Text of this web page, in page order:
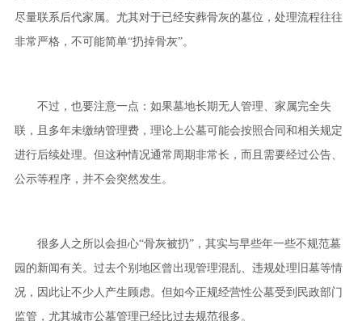
尽量联系后代家属。尤其对于已经安葬骨灰的墓位，处理流程往往
非常严格，不可能简单“扔掉骨灰”。
不过，也要注意一点：如果墓地长期无人管理、家属完全失
联，且多年未缴纳管理费，理论上公墓可能会按照合同和相关规定
进行后续处理。但这种情况通常周期非常长，而且需要经过公告、
公示等程序，并不会突然发生。
很多人之所以会担心“骨灰被扔”，其实与早些年一些不规范墓
园的新闻有关。过去个别地区曾出现管理混乱、违规处理旧墓等情
况，因此让不少人产生顾虑。但如今正规经营性公墓受到民政部门
监管，尤其城市公墓管理已经比过去规范很多。